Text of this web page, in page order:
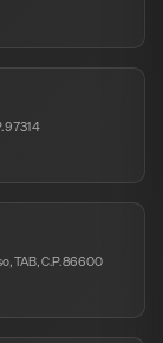
97314
TAB, C.P. 86600